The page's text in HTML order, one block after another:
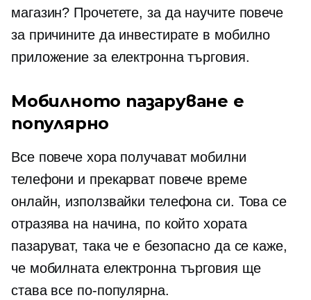
магазин? Прочетете, за да научите повече
за причините да инвестирате в мобилно
приложение за електронна търговия.
Мобилното пазаруване е
популярно
Все повече хора получават мобилни
телефони и прекарват повече време
онлайн, използвайки телефона си. Това се
отразява на начина, по който хората
пазаруват, така че е безопасно да се каже,
че мобилната електронна търговия ще
става все по-популярна.